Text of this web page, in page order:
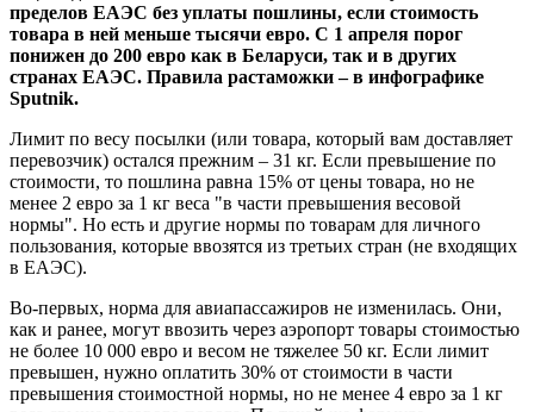
пределов ЕАЭС без уплаты пошлины, если стоимость
товара в ней меньше тысячи евро. С 1 апреля порог
понижен до 200 евро как в Беларуси, так и в других
странах ЕАЭС. Правила растаможки – в инфографике
Sputnik.
Лимит по весу посылки (или товара, который вам доставляет
перевозчик) остался прежним – 31 кг. Если превышение по
стоимости, то пошлина равна 15% от цены товара, но не
менее 2 евро за 1 кг веса "в части превышения весовой
нормы". Но есть и другие нормы по товарам для личного
пользования, которые ввозятся из третьих стран (не входящих
в ЕАЭС).
Во-первых, норма для авиапассажиров не изменилась. Они,
как и ранее, могут ввозить через аэропорт товары стоимостью
не более 10 000 евро и весом не тяжелее 50 кг. Если лимит
превышен, нужно оплатить 30% от стоимости в части
превышения стоимостной нормы, но не менее 4 евро за 1 кг